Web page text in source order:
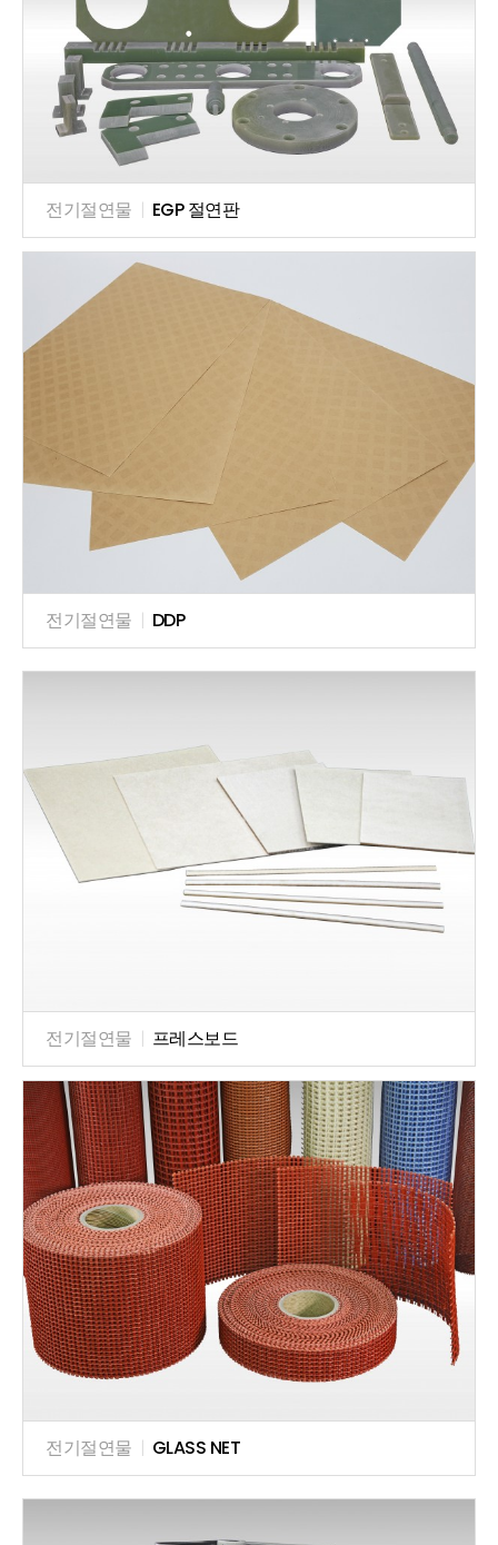
전기절연물 | EGP 절연판
전기절연물 | DDP
전기절연물 | 프레스보드
전기절연물 | GLASS NET